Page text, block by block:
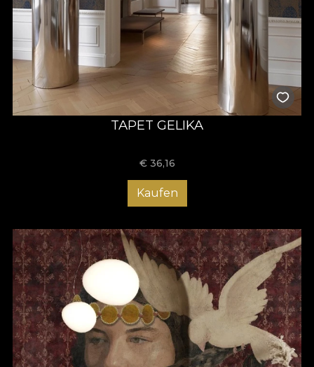
TAPET GELIKA
€ 36,16
Kaufen